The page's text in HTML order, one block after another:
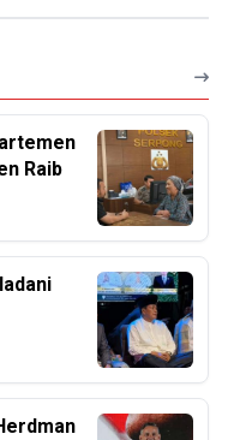
Raib